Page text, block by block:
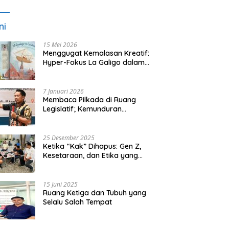
15 Mei 2026
Menggugat Kemalasan Kreatif:
Hyper-Fokus La Galigo dalam
7 Januari 2026
Membaca Pilkada di Ruang
Legislatif; Kemunduran
25 Desember 2025
Ketika “Kak” Dihapus: Gen Z,
Kesetaraan, dan Etika yang
15 Juni 2025
Ruang Ketiga dan Tubuh yang
Selalu Salah Tempat